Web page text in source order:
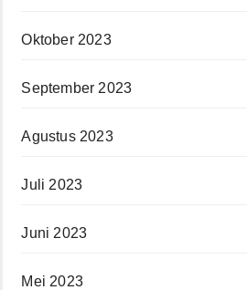
Oktober 2023
September 2023
Agustus 2023
Juli 2023
Juni 2023
Mei 2023